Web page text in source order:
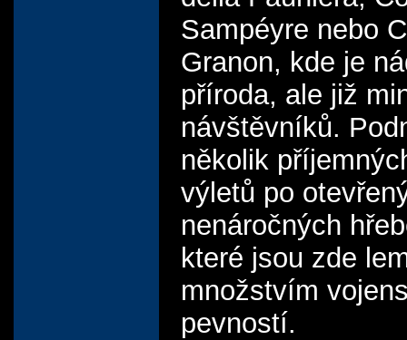
Sampéyre nebo
Granon, kde je
příroda, ale již
návštěvníků.
několik
výletů po
nenáročných
které jsou zde
množstvím
pevností.